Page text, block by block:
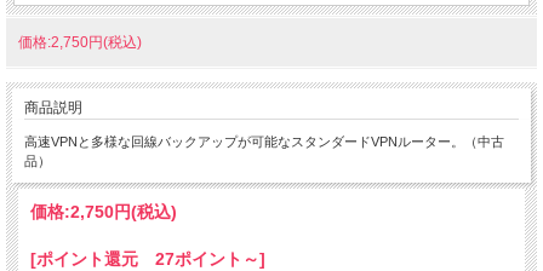
価格:2,750円(税込)
商品説明
高速VPNと多様な回線バックアップが可能なスタンダードVPNルーター。（中古
品）
価格:2,750円(税込)
[ポイント還元 27ポイント～]